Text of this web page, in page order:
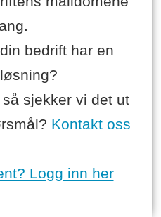
bedrift har en
sjekker vi det ut
Kontakt oss
Logg inn her